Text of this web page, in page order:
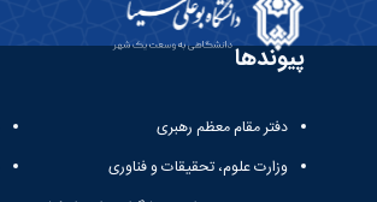
پیوندها
دفتر مقام معظم رهبری
وزارت علوم، تحقیقات و فناوری